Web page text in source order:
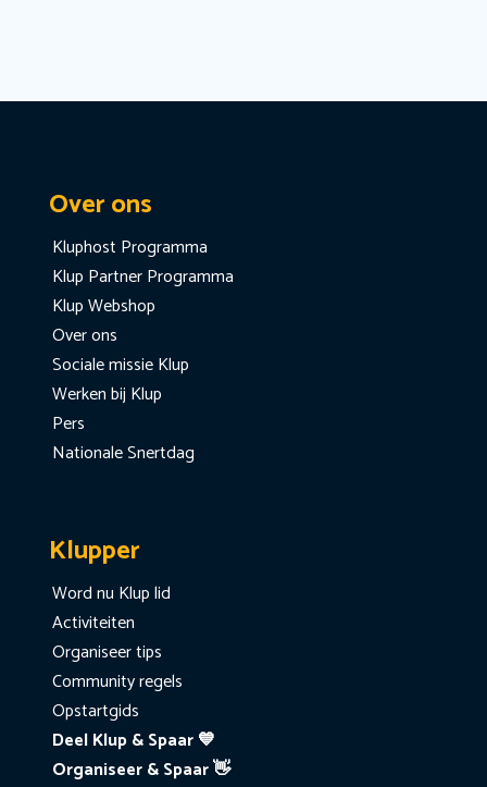
Over ons
Kluphost Programma
Klup Partner Programma
Klup Webshop
Over ons
Sociale missie Klup
Werken bij Klup
Pers
Nationale Snertdag
Klupper
Word nu Klup lid
Activiteiten
Organiseer tips
Community regels
Opstartgids
Deel Klup & Spaar 💙
Organiseer & Spaar 👋